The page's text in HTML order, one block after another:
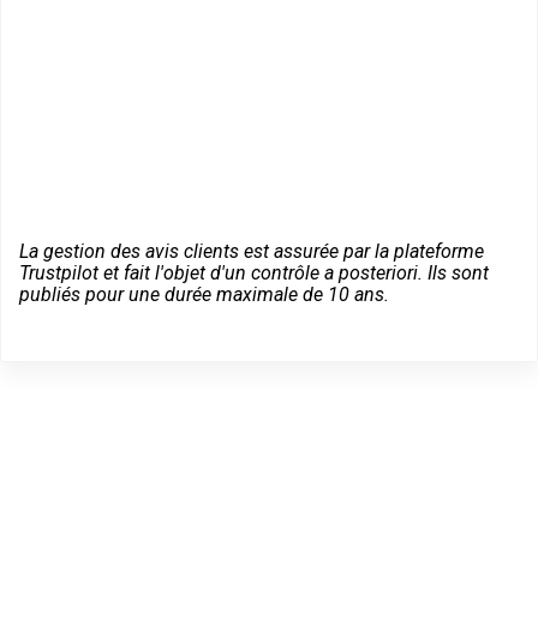
La gestion des avis clients est assurée par la plateforme
Trustpilot et fait l'objet d'un contrôle a posteriori. Ils sont
publiés pour une durée maximale de 10 ans.